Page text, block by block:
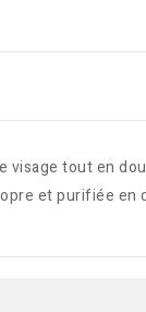
tout en
et purifiée en